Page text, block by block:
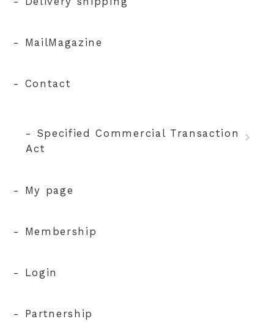
- MailMagazine
- Contact
- Specified Commercial Transaction
Act
- My page
- Membership
- Login
- Partnership